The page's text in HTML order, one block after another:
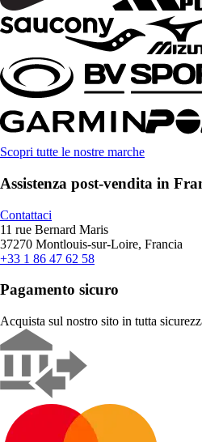
Scopri tutte le nostre marche
Assistenza post-vendita in
Contattaci
11 rue Bernard Maris
37270 Montlouis-sur-Loire, Francia
+33 1 86 47 62 58
Pagamento sicuro
Acquista sul nostro sito in tutta